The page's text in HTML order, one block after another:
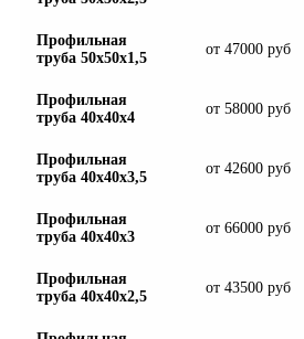
Профильная
труба 50х50х1,5
от47000 руб
Профильная
труба 40х40х4
от58000 руб
Профильная
труба 40х40х3,5
от42600 руб
Профильная
труба 40х40х3
от66000 руб
Профильная
труба 40х40х2,5
от43500 руб